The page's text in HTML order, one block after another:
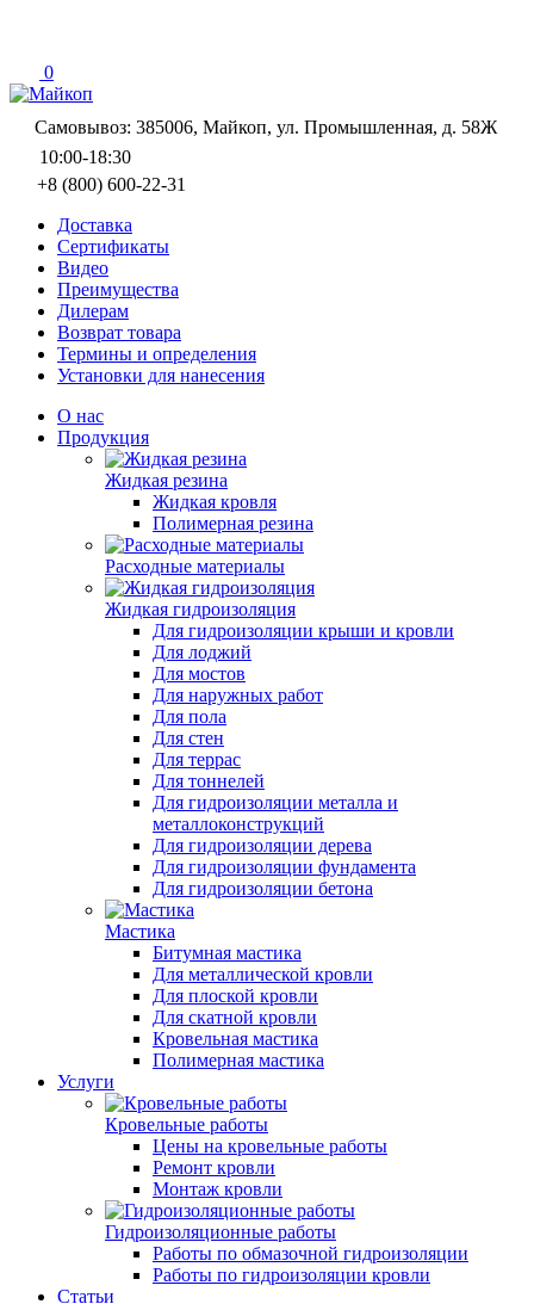
0
Самовывоз: 385006, Майкоп, ул. Промышленная, д. 58Ж
10:00-18:30
+8 (800) 600-22-31
Доставка
Сертификаты
Видео
Преимущества
Дилерам
Возврат товара
Термины и определения
Установки для нанесения
О нас
Продукция
Жидкая резина
Жидкая кровля
Полимерная резина
Расходные материалы
Жидкая гидроизоляция
Для гидроизоляции крыши и кровли
Для лоджий
Для мостов
Для наружных работ
Для пола
Для стен
Для террас
Для тоннелей
Для гидроизоляции металла и
металлоконструкций
Для гидроизоляции дерева
Для гидроизоляции фундамента
Для гидроизоляции бетона
Мастика
Битумная мастика
Для металлической кровли
Для плоской кровли
Для скатной кровли
Кровельная мастика
Полимерная мастика
Услуги
Кровельные работы
Цены на кровельные работы
Ремонт кровли
Монтаж кровли
Гидроизоляционные работы
Работы по обмазочной гидроизоляции
Работы по гидроизоляции кровли
Статьи